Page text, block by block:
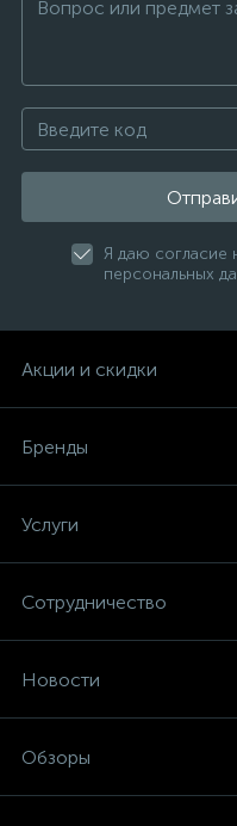
Я даю согласие
персональных
Акции и скидки
Бренды
Услуги
Сотрудничество
Новости
Обзоры